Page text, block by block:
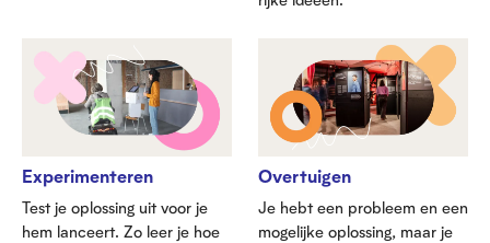
Experimenteren
Test je oplossing uit voor je
hem lanceert. Zo leer je hoe
Overtuigen
Je hebt een probleem en een
mogelijke oplossing, maar je